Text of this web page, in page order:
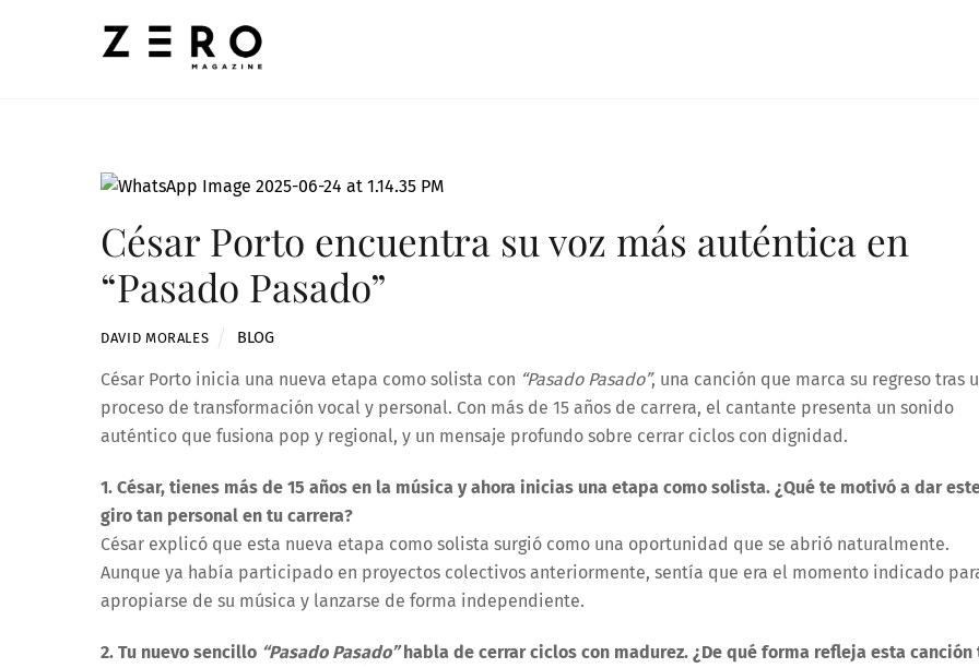
César Porto encuentra su voz más auténtica en
“Pasado Pasado”
DAVID MORALES BLOG
César Porto inicia una nueva etapa como solista con “Pasado Pasado”, una canción que marca su regreso tras
proceso de transformación vocal y personal. Con más de 15 años de carrera, el cantante presenta un sonido
auténtico que fusiona pop y regional, y un mensaje profundo sobre cerrar ciclos con dignidad.
1. César, tienes más de 15 años en la música y ahora inicias una etapa como solista. ¿Qué te motivó a dar
giro tan personal en tu carrera?
César explicó que esta nueva etapa como solista surgió como una oportunidad que se abrió naturalmente.
Aunque ya había participado en proyectos colectivos anteriormente, sentía que era el momento indicado
apropiarse de su música y lanzarse de forma independiente.
2. Tu nuevo sencillo “Pasado Pasado”habla de cerrar ciclos con madurez. ¿De qué forma refleja esta canción